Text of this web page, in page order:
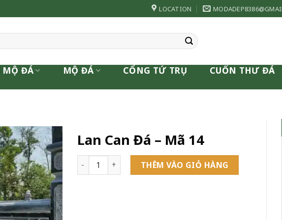
LOCATION
MỘ ĐÁ MỘ ĐÁ CỔNG TỨ TRỤ CUỐN THƯ ĐÁ
Lan Can Đá – Mã 14
Lan Can Đá - Mã 14 số lượngTHÊM VÀO GIỎ HÀNG